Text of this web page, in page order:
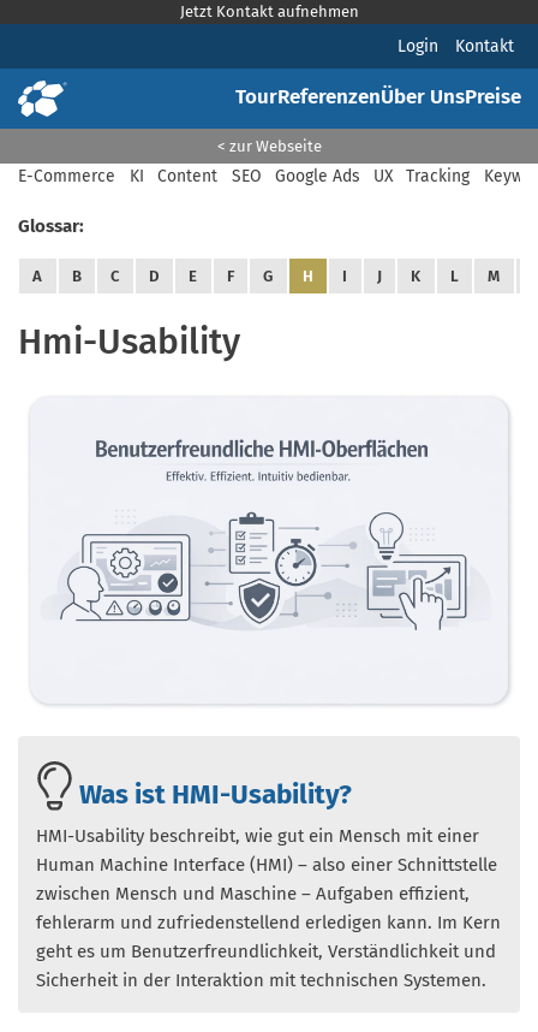
Jetzt Kontakt aufnehmen
Login Kontakt
TourReferenzenÜber UnsPreise
< zur Webseite
E-Commerce KI Content SEO Google Ads UX Tracking
Glossar:
A B C D E F G H I J K L M
Hmi-Usability
Was ist HMI-Usability?
HMI-Usability beschreibt, wie gut ein Mensch mit einer
Human Machine Interface (HMI) – also einer Schnittstelle
zwischen Mensch und Maschine – Aufgaben effizient,
fehlerarm und zufriedenstellend erledigen kann. Im Kern
geht es um Benutzerfreundlichkeit, Verständlichkeit und
Sicherheit in der Interaktion mit technischen Systemen.